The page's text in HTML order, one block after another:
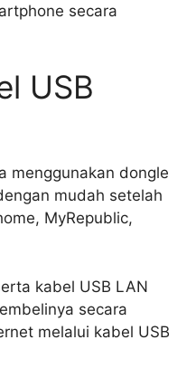
secara
USB
menggunakan dongle
mudah setelah
MyRepublic,
kabel USB LAN
secara
melalui kabel USB